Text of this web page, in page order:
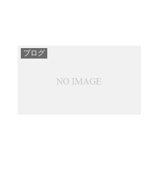
ブログ